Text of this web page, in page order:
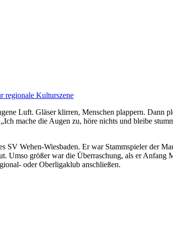
regionale Kulturszene
Luft. Gläser klirren, Menschen plappern.
mache die Augen zu, höre nichts und bleibe
Wehen-Wiesbaden. Er war Stammspieler der
Umso größer war die Überraschung, als er Anfang
oder Oberligaklub anschließen.